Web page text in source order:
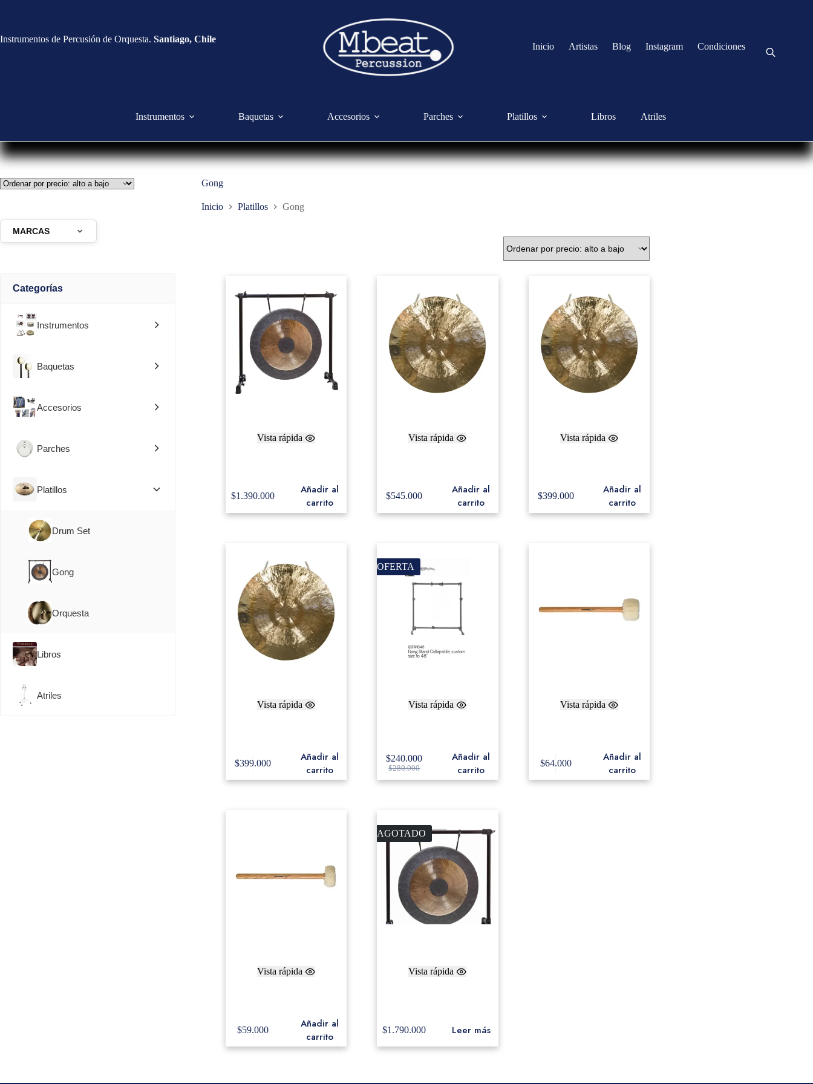
Instrumentos de Percusión de Orquesta. Santiago, Chile
Inicio Artistas Blog Instagram Condiciones
Instrumentos Baquetas Accesorios Parches Platillos Libros Atriles
Gong
Inicio Platillos Gong
Vista rápida
$1.390.000
Añadir al
carrito
Vista rápida
$545.000
Añadir al
carrito
Vista rápida
$399.000
Añadir al
carrito
Vista rápida
$399.000
Añadir al
carrito
OFERTA
Vista rápida
$280.000
$240.000
Añadir al
carrito
Vista rápida
$64.000
Añadir al
carrito
Vista rápida
$59.000
Añadir al
carrito
AGOTADO
Vista rápida
$1.790.000 Leer más
MARCAS
Categorías
Instrumentos
Baquetas
Accesorios
Parches
Platillos
Drum Set
Gong
Orquesta
Libros
Atriles